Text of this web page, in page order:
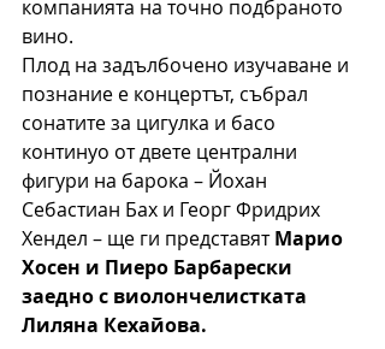
компанията на точно подбраното
вино.
Плод на задълбочено изучаване и
познание е концертът, събрал
сонатите за цигулка и басо
континуо от двете централни
фигури на барока – Йохан
Себастиан Бах и Георг Фридрих
Хендел – ще ги представят Марио
Хосен и Пиеро Барбарески
заедно с виолончелистката
Лиляна Кехайова.